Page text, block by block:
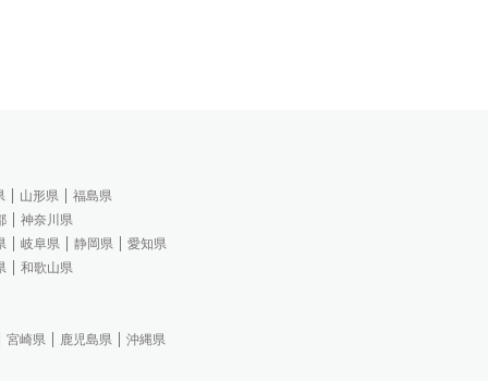
山形県
福島県
神奈川県
岐阜県 静岡県
愛知県
和歌山県
宮崎県 鹿児島県 沖縄県